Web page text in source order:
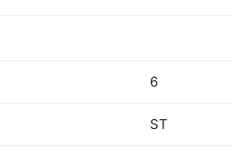
6
ST